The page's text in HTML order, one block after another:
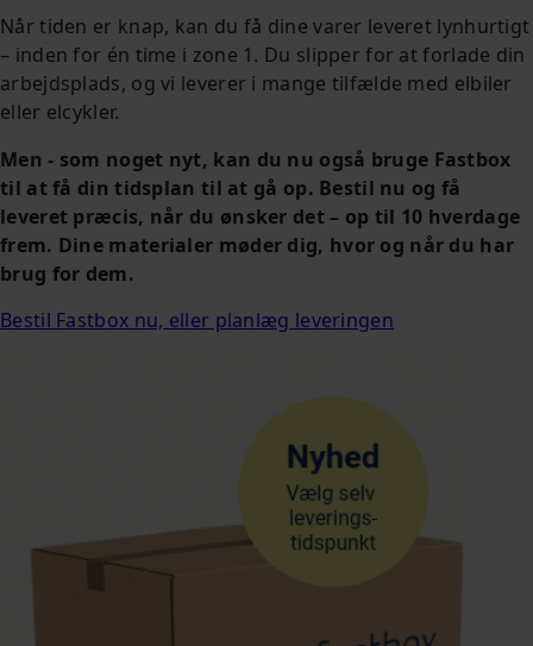
Når tiden er knap, kan du få dine varer leveret lynhurtigt
– inden for én time i zone 1. Du slipper for at forlade din
arbejdsplads, og vi leverer i mange tilfælde med elbiler
eller elcykler.
Men - som noget nyt, kan du nu også bruge Fastbox
til at få din tidsplan til at gå op. Bestil nu og få
leveret præcis, når du ønsker det – op til 10 hverdage
frem. Dine materialer møder dig, hvor og når du har
brug for dem.
Bestil Fastbox nu, eller planlæg leveringen